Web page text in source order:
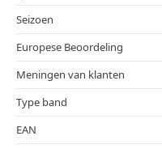
Seizoen
Europese Beoordeling
Meningen van klanten
Type band
EAN